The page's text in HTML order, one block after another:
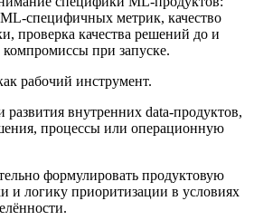
специфичных метрик, качество
проверка качества решений до и
компромиссы при запуске.
рабочий инструмент.
внутренних data-продуктов,
процессы или операционную
формулировать продуктовую
и логику приоритизации в условиях